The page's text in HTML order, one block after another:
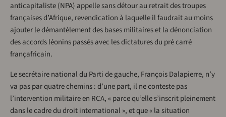
anticapitaliste (NPA) appelle sans détour au retrait des troupes
françaises d’Afrique, revendication à laquelle il faudrait au moins
ajouter le démantèlement des bases militaires et la dénonciation
des accords léonins passés avec les dictatures du pré carré
françafricain.
Le secrétaire national du Parti de gauche, François Dalapierre, n’y
va pas par quatre chemins : d’une part, il ne conteste pas
l’intervention militaire en RCA, « parce qu’elle s’inscrit pleinement
dans le cadre du droit international », et que « la situation